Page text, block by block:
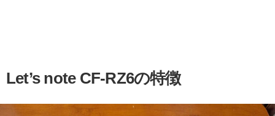
Let’s note CF-RZ6の特徴